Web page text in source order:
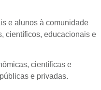
e alunos à comunidade
científicos, educacionais e
científicas e
e privadas.